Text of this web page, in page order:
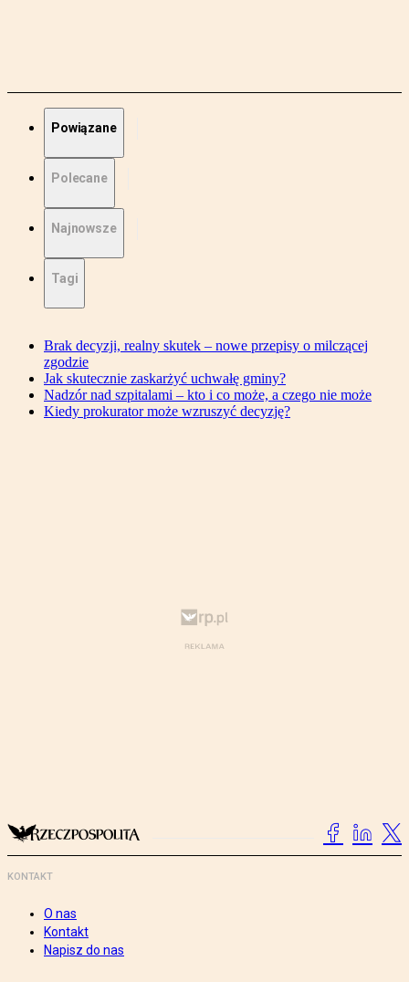
Powiązane
Polecane
Najnowsze
Tagi
Brak decyzji, realny skutek – nowe przepisy o milczącej
zgodzie
Jak skutecznie zaskarżyć uchwałę gminy?
Nadzór nad szpitalami – kto i co może, a czego nie może
Kiedy prokurator może wzruszyć decyzję?
KONTAKT
O nas
Kontakt
Napisz do nas